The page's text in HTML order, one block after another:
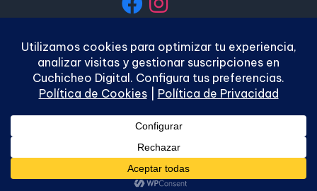
Política de Privacidad | Política de Cookies
Términos y
Condiciones | Contacto
Copyright 2026 —Cuchicheo Digital. Todos los
derechos reservados.Bloghash WordPress Theme